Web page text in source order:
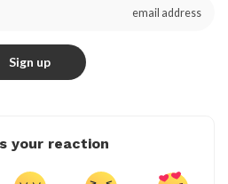
your reaction?